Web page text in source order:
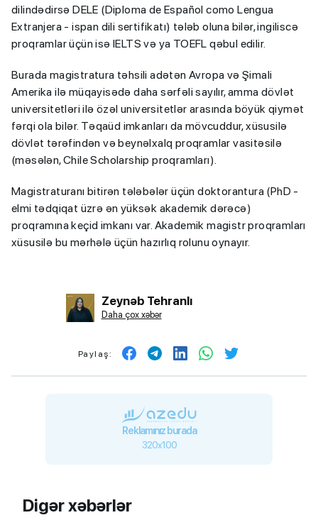
dilindədirsə DELE (Diploma de Español como Lengua
Extranjera - ispan dili sertifikatı) tələb oluna bilər, ingiliscə
proqramlar üçün isə IELTS və ya TOEFL qəbul edilir.
Burada magistratura təhsili adətən Avropa və Şimali
Amerika ilə müqayisədə daha sərfəli sayılır, amma dövlət
universitetləri ilə özəl universitetlər arasında böyük qiymət
fərqi ola bilər. Təqaüd imkanları da mövcuddur, xüsusilə
dövlət tərəfindən və beynəlxalq proqramlar vasitəsilə
(məsələn, Chile Scholarship proqramları).
Magistraturanı bitirən tələbələr üçün doktorantura (PhD -
elmi tədqiqat üzrə ən yüksək akademik dərəcə)
proqramına keçid imkanı var. Akademik magistr proqramları
xüsusilə bu mərhələ üçün hazırlıq rolunu oynayır.
Zeynəb Tehranlı
Daha çox xəbər
Paylaş:
Reklamınız burada
320x100
Digər xəbərlər